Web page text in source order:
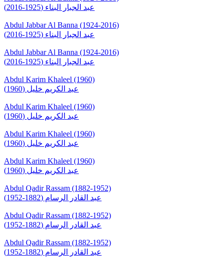
عبد الجبار البناء (1925-2016)
Abdul Jabbar Al Banna (1924-2016)
عبد الجبار البناء (1925-2016)
Abdul Jabbar Al Banna (1924-2016)
عبد الجبار البناء (1925-2016)
Abdul Karim Khaleel (1960)
عبد الكريم خليل (1960)
Abdul Karim Khaleel (1960)
عبد الكريم خليل (1960)
Abdul Karim Khaleel (1960)
عبد الكريم خليل (1960)
Abdul Karim Khaleel (1960)
عبد الكريم خليل (1960)
Abdul Qadir Rassam (1882-1952)
عبد القادر الرسام (1882-1952)
Abdul Qadir Rassam (1882-1952)
عبد القادر الرسام (1882-1952)
Abdul Qadir Rassam (1882-1952)
عبد القادر الرسام (1882-1952)